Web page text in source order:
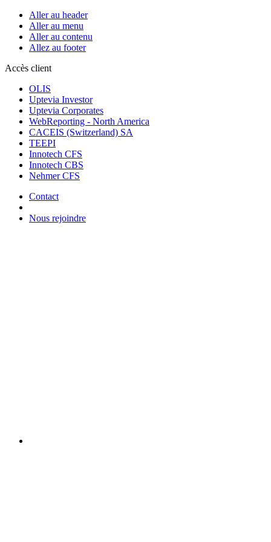
Aller au header
Aller au menu
Aller au contenu
Allez au footer
Accès client
OLIS
Uptevia Investor
Uptevia Corporates
WebReporting - North America
CACEIS (Switzerland) SA
TEEPI
Innotech CFS
Innotech CBS
Nehmer CFS
Contact
Nous rejoindre